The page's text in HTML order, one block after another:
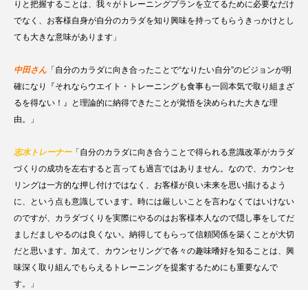
りと把握することは、我々がトレーニングプランを立てるために必要なだけ
でなく、お客様自身が自分のカラダを知り興味を持ってもらうきっかけとし
ても大きな意味があります」
中田さん 「自分のカラダに向き合ったことで“なりたい自分”のビジョンが明
確になり『それならウエイト・トレーニングも食事も一回本気で取り組まざ
るを得ない！』と理論的に納得できたことが覚悟を決められた大きな理
由。」
志水トレーナー「自分のカラダに向き合うことで得られる意識改革がカラダ
づくりの成功を左右すると言っても過言ではありません。なので、カウンセ
リングは一方的な押し付けではなく、お客様が良い未来を思い描けるよう
に、という点も意識しています。時には厳しいことを言わなくてはいけない
のですが、カラダづくりを実際にやるのはお客様本人なので隠し事をしてだ
ましだましやるのは良くない。納得してもらって信頼関係を築くことが大切
だと思います。加えて、カウンセリングで各々の趣味嗜好を知ることは、興
味深く取り組んでもらえるトレーニングを提案するためにも重要なんで
す。」